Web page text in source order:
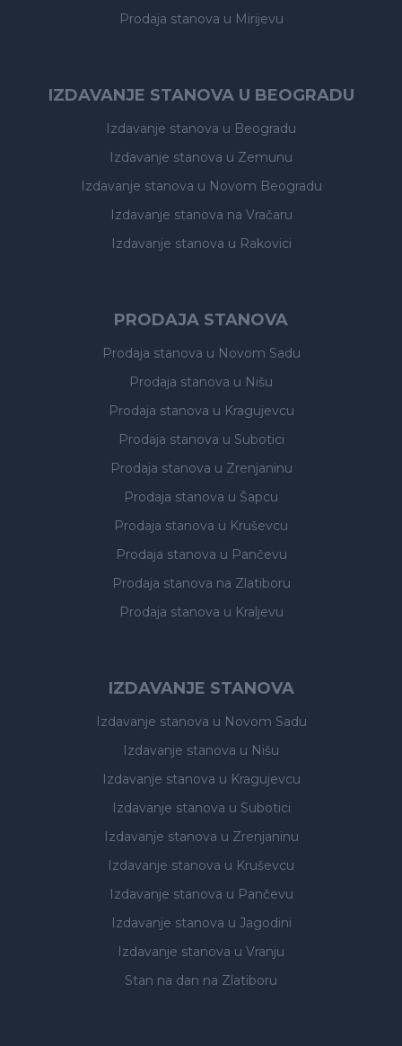
Prodaja stanova u Mirijevu
IZDAVANJE STANOVA U BEOGRADU
Izdavanje stanova u Beogradu
Izdavanje stanova u Zemunu
Izdavanje stanova u Novom Beogradu
Izdavanje stanova na Vračaru
Izdavanje stanova u Rakovici
PRODAJA STANOVA
Prodaja stanova u Novom Sadu
Prodaja stanova u Nišu
Prodaja stanova u Kragujevcu
Prodaja stanova u Subotici
Prodaja stanova u Zrenjaninu
Prodaja stanova u Šapcu
Prodaja stanova u Kruševcu
Prodaja stanova u Pančevu
Prodaja stanova na Zlatiboru
Prodaja stanova u Kraljevu
IZDAVANJE STANOVA
Izdavanje stanova u Novom Sadu
Izdavanje stanova u Nišu
Izdavanje stanova u Kragujevcu
Izdavanje stanova u Subotici
Izdavanje stanova u Zrenjaninu
Izdavanje stanova u Kruševcu
Izdavanje stanova u Pančevu
Izdavanje stanova u Jagodini
Izdavanje stanova u Vranju
Stan na dan na Zlatiboru